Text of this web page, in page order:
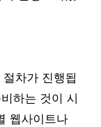
차가 진행됩
하는 것이 시
웹사이트나